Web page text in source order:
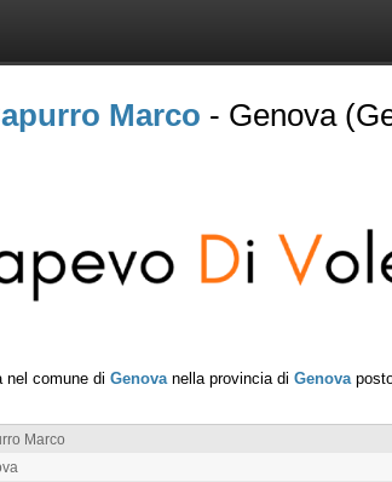
Marco - Genova
nel comune di Genova nella provincia di Genova
Marco